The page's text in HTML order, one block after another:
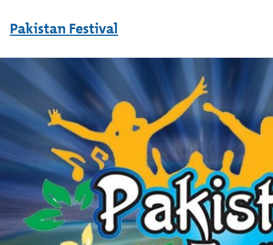
Pakistan Festival